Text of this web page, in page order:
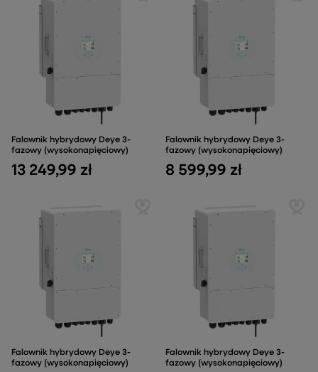
Falownik hybrydowy Deye 3-
fazowy (wysokonapięciowy)
13 249,99 zł
Falownik hybrydowy Deye 3-
fazowy (wysokonapięciowy)
8 599,99 zł
Falownik hybrydowy Deye 3-
fazowy (wysokonapięciowy)
Falownik hybrydowy Deye 3-
fazowy (wysokonapięciowy)